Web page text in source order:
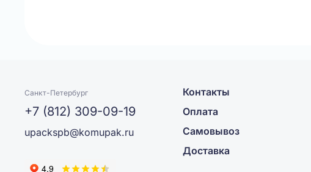
Санкт-Петербург
+7 (812) 309-09-19
upackspb@komupak.ru
Контакты
Оплата
Самовывоз
Доставка